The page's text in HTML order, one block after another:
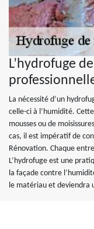
L’hydrofuge
La nécessité d’un
celle-ci à l’humidité.
mousses ou de
cas, il est impératif de
Rénovation. Chaque
L’hydrofuge est une
la façade contre
le matériau et deviendra